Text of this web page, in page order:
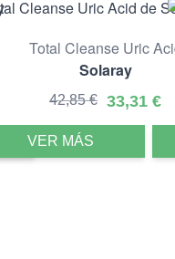
Total Cleanse Uric
Solaray
33,31 €
42,85 €
VER MÁS